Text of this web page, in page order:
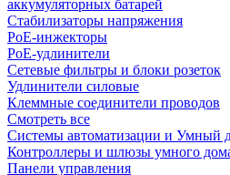
аккумуляторных батарей
Стабилизаторы напряжения
PoE-инжекторы
PoE-удлинители
Сетевые фильтры и блоки розеток
Удлинители силовые
Клеммные соединители проводов
Смотреть все
Системы автоматизации и Умный
Контроллеры и шлюзы умного
Панели управления